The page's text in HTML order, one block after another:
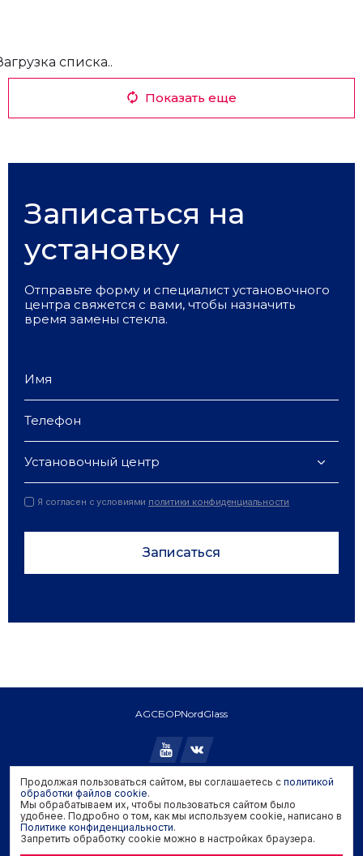
списка..
Показать еще
Записаться на
установку
Отправьте форму и специалист установочного
центра свяжется с вами, чтобы назначить
время замены стекла.
Установочный центр
Я согласен с условиями политики конфиденциальности
Записаться
AGCБОРNordGlass
Copyright © 2026 AGC. All rights reserved.
Политика конфиденциальности
Политика обработки файлов cookie
Задать вопрос производителю
Продолжая пользоваться сайтом, вы соглашаетесь с политикой
обработки файлов cookie.
Мы обрабатываем их, чтобы пользоваться сайтом было
удобнее. Подробно о том, как мы используем cookie, написано в
Политике конфиденциальности.
Запретить обработку cookie можно в настройках браузера.